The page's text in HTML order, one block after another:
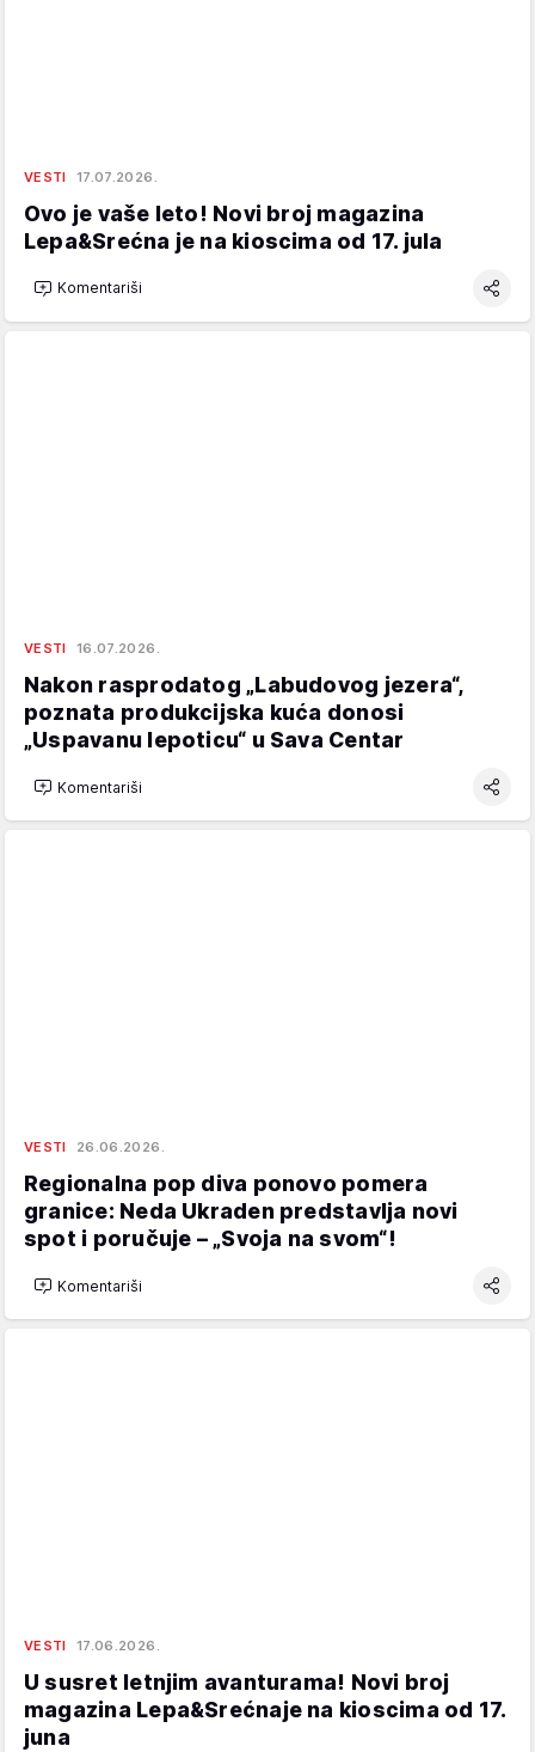
VESTI 17.07.2026.
Ovo je vaše leto! Novi broj magazina
Lepa&Srećna je na kioscima od 17. jula
Komentariši
VESTI 16.07.2026.
Nakon rasprodatog „Labudovog jezera“,
poznata produkcijska kuća donosi
„Uspavanu lepoticu“ u Sava Centar
Komentariši
VESTI 26.06.2026.
Regionalna pop diva ponovo pomera
granice: Neda Ukraden predstavlja novi
spot i poručuje – „Svoja na svom“!
Komentariši
VESTI 17.06.2026.
U susret letnjim avanturama! Novi broj
magazina Lepa&Srećnaje na kioscima od 17.
juna